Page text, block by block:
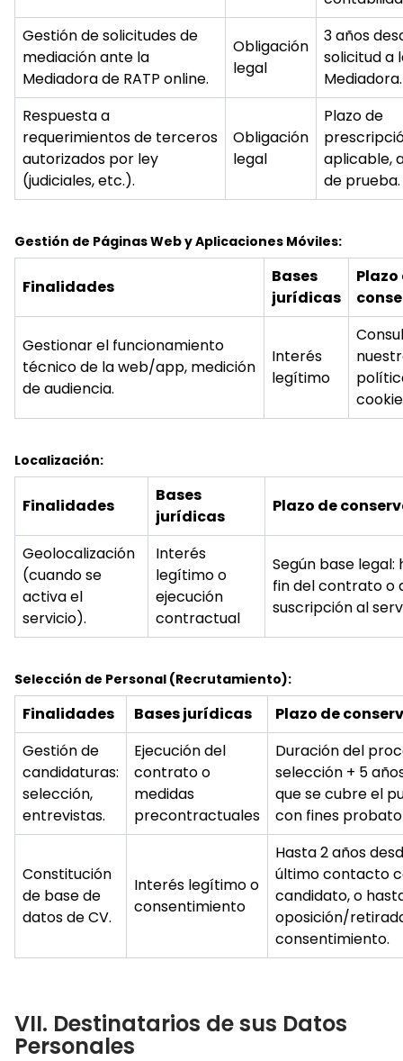
Gestión de solicitudes de
mediación ante la
Mediadora de RATP online.
Obligación
legal
3 años
solicitud a
Mediadora.
Respuesta a
requerimientos de terceros
autorizados por ley
(judiciales, etc.).
Obligación
legal
Plazo de
aplicable,
de prueba.
Gestión de Páginas Web y Aplicaciones Móviles:
Finalidades
Bases
jurídicas
Plazo
Gestionar el funcionamiento
técnico de la web/app, medición
de audiencia.
Interés
legítimo
Localización:
Finalidades
Bases
jurídicas
Plazo de
Geolocalización
(cuando se
activa el
servicio).
Interés
legítimo o
ejecución
contractual
Según base legal:
fin del contrato o
suscripción al
Selección de Personal (Recrutamiento):
Finalidades Bases jurídicas
Plazo de
Gestión de
candidaturas:
selección,
entrevistas.
Ejecución del
contrato o
medidas
precontractuales
Duración del
selección + 5
que se cubre el
con fines
Constitución
de base de
datos de CV.
Interés legítimo o
consentimiento
Hasta 2 años
último contacto
candidato, o
oposición/
consentimiento.
VII. Destinatarios de sus Datos
Personales